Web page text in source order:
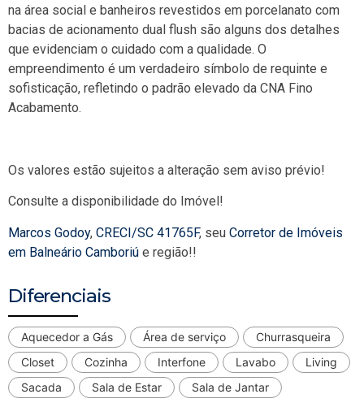
na área social e banheiros revestidos em porcelanato com
bacias de acionamento dual flush são alguns dos detalhes
que evidenciam o cuidado com a qualidade. O
empreendimento é um verdadeiro símbolo de requinte e
sofisticação, refletindo o padrão elevado da CNA Fino
Acabamento.
Os valores estão sujeitos a alteração sem aviso prévio!
Consulte a disponibilidade do Imóvel!
Marcos Godoy, CRECI/SC 41765F, seu Corretor de Imóveis
em Balneário Camboriú e região!!
Diferenciais
Aquecedor a Gás Área de serviço
Churrasqueira
Closet
Cozinha Interfone Lavabo
Living
Sacada
Sala de Estar Sala de Jantar